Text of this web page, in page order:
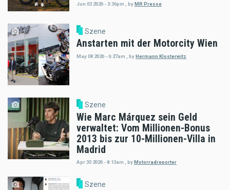
Jun 03 2026 - 3:36pm byMR Presse
Szene
Anstarten mit der Motorcity Wien
May 08 2026 - 6:27am byHermann Klosterwitz
Szene
Wie Marc Márquez sein Geld
verwaltet: Vom Millionen-Bonus
2013 bis zur 10-Millionen-Villa in
Madrid
Apr 30 2026 - 8:13am , by Motorradreporter
Szene